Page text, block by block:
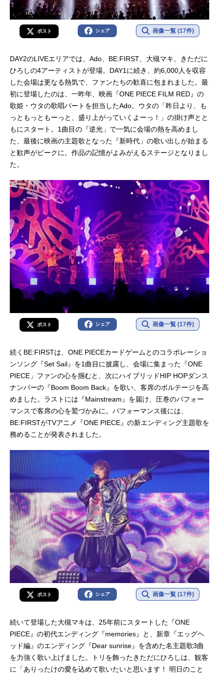
ポスト シェア 画像一覧 (17件)
DAY2のLIVEエリアでは、Ado、BE:FIRST、大槻マキ、きただに
ひろしの4アーティストが登場。DAY1に続き、約6,000人を収容
した会場は更なる熱気で、ファンたちの歓喜に包まれました。最
初に登場したのは、一昨年、映画『ONE PIECE FILM RED』の
歌姫・ウタの歌唱パートを担当したAdo。ウタの「昨日より、も
っともっともーっと、盛り上がっていくよーっ！」の掛け声とと
もにスタート。1曲目の『逆光」で一気に会場の熱を高めまし
た、最後に映画の主題歌となった『新時代」の歌い出しが始まる
と歓声がピークに。作品の記憶がよみがえるステージとなりまし
た。
ポスト シェア 画像一覧 (17件)
続くBE:FIRSTは、ONE PIECEカードゲームとのコラボレーショ
ンソング『Set Sail』を1曲目に披露し、会場に集まった『ONE
PIECE」ファンの心を掴むと、次にハイブリッドHIP HOPダンス
ナンバーの『Boom Boom Back』を歌い、客席のボルテージを高
めました。ラストには『Mainstream』を届け、圧巻のパフォー
マンスで客席の心を鷲づかみに。パフォーマンス後には、
BE:FIRSTがTVアニメ『ONE PIECE』の新エンディング主題歌を
務めることが発表されました。
ポスト シェア 画像一覧 (17件)
続いて登場した大槻マキは、25年前にスタートした『ONE
PIECE』の初代エンディング『memories』と、新章『エッグヘ
ッド編』のエンディング『Dear sunrise』を含めた名主題歌3曲
を力強く歌い上げました。トリを飾ったきただにひろしは、観客
に「ありったけの愛を込めて歌いたいと思います！ 明日のこと